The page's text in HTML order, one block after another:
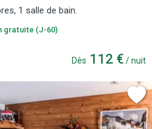
1 salle de bain.
gratuite (J-60)
Dès 112 € / nuit